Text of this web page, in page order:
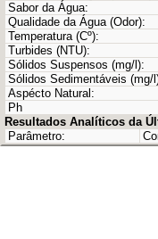
Sabor da Água:
Qualidade da Água (Odor):
Temperatura (Cº):
Turbides (NTU):
Sólidos Suspensos (mg/l):
Sólidos Sedimentáveis (mg/
Aspécto Natural:
Ph
Resultados Analíticos da
Parâmetro: